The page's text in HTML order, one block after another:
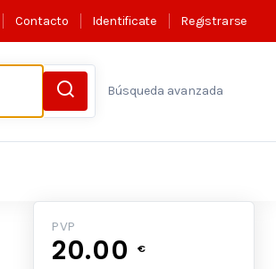
Contacto Identificate Registrarse
Búsqueda avanzada
PVP
20.00 €